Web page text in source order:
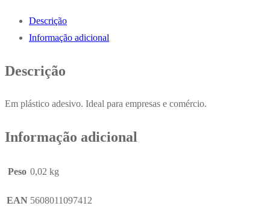
ø8
Descrição
Informação adicional
Descrição
Em plástico adesivo. Ideal para empresas e comércio.
Informação adicional
Peso 0,02 kg
EAN 5608011097412